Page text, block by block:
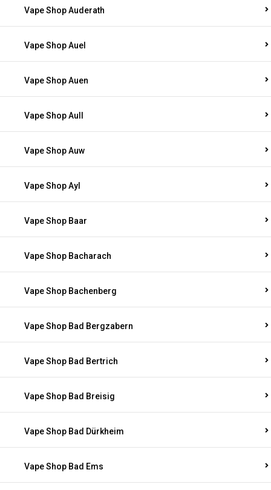
Vape Shop Auderath
Vape Shop Auel
Vape Shop Auen
Vape Shop Aull
Vape Shop Auw
Vape Shop Ayl
Vape Shop Baar
Vape Shop Bacharach
Vape Shop Bachenberg
Vape Shop Bad Bergzabern
Vape Shop Bad Bertrich
Vape Shop Bad Breisig
Vape Shop Bad Dürkheim
Vape Shop Bad Ems